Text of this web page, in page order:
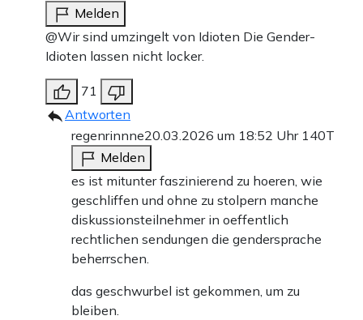
Melden
@Wir sind umzingelt von Idioten Die Gender-
Idioten lassen nicht locker.
71
Antworten
regenrinnne20.03.2026 um 18:52 Uhr 140T
Melden
es ist mitunter faszinierend zu hoeren, wie
geschliffen und ohne zu stolpern manche
diskussionsteilnehmer in oeffentlich
rechtlichen sendungen die gendersprache
beherrschen.
das geschwurbel ist gekommen, um zu
bleiben.